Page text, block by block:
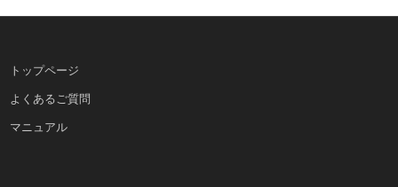
トップページ
よくあるご質問
マニュアル